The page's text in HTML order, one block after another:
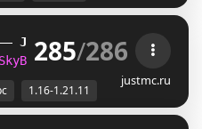
JUSTMC (1.16 – 1.21.11)
SkyBlockTech • LuckyWars
285/286
justmc.ru
1.16-1.21.11